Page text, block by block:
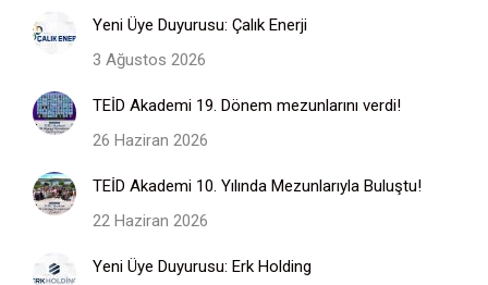
Yeni Üye Duyurusu: Çalık Enerji
3 Ağustos 2026
TEİD Akademi 19. Dönem mezunlarını verdi!
26 Haziran 2026
TEİD Akademi 10. Yılında Mezunlarıyla Buluştu!
22 Haziran 2026
Yeni Üye Duyurusu: Erk Holding